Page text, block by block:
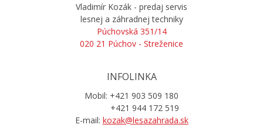
Vladimír Kozák - predaj servis
lesnej a záhradnej techniky
Púchovská 351/14
020 21 Púchov - Streženice
INFOLINKA
Mobil: +421 903 509 180
+421 944 172 519
E-mail: kozak@lesazahrada.sk